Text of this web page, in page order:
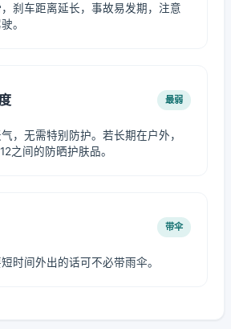
刹车距离延长，事故易发期，注意
。
最弱
，无需特别防护。若长期在户外，
之间的防晒护肤品。
带伞
时间外出的话可不必带雨伞。